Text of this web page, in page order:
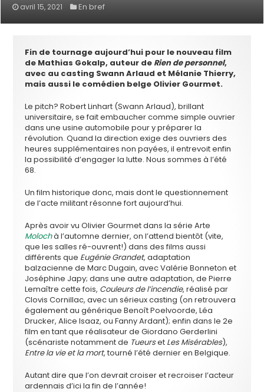
avril 15, 2021 En bref
Fin de tournage aujourd’hui pour le nouveau film
de Mathias Gokalp, auteur de Rien de personnel,
avec au casting Swann Arlaud et Mélanie Thierry,
mais aussi le comédien belge Olivier Gourmet.
Le pitch? Robert Linhart (Swann Arlaud), brillant
universitaire, se fait embaucher comme simple ouvrier
dans une usine automobile pour y préparer la
révolution. Quand la direction exige des ouvriers des
heures supplémentaires non payées, il entrevoit enfin
la possibilité d’engager la lutte. Nous sommes à l’été
68.
Un film historique donc, mais dont le questionnement
de l’acte militant résonne fort aujourd’hui.
Après avoir vu Olivier Gourmet dans la série Arte
Molochà l’automne dernier, on l’attend bientôt (vite,
que les salles ré-ouvrent!) dans des films aussi
différents que Eugénie Grandet, adaptation
balzacienne de Marc Dugain, avec Valérie Bonneton et
Joséphine Japy; dans une autre adaptation, de Pierre
Lemaître cette fois, Couleurs de l’incendie, réalisé par
Clovis Cornillac, avec un sérieux casting (on retrouvera
également au générique Benoît Poelvoorde, Léa
Drucker, Alice Isaaz, ou Fanny Ardant); enfin dans le 2e
film en tant que réalisateur de Giordano Gerderlini
(scénariste notamment de Tueurset Les Misérables),
Entre la vie et la mort, tourné l’été dernier en Belgique.
Autant dire que l’on devrait croiser et recroiser l’acteur
ardennais d’ici la fin de l’année!